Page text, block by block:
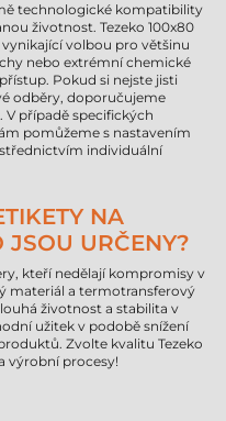
technologické kompatibility
životnost. Tezeko 100x80
volbou pro většinu
nebo extrémní chemické
Pokud si nejste jisti
odběry, doporučujeme
případě specifických
pomůžeme s nastavením
individuální
NA
URČENY?
kteří nedělají kompromisy v
materiál a termotransferový
životnost a stabilita v
užitek v podobě snížení
Zvolte kvalitu Tezeko
výrobní procesy!